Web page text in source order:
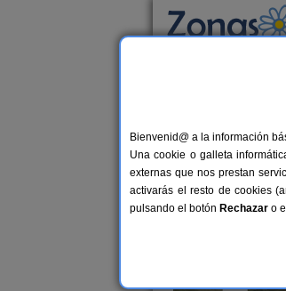
Casas
18 €
Bienvenid@ a la información
Una cookie o galleta
externas que nos prestan
activarás el resto de cookies
pulsando el botón Rechazar o